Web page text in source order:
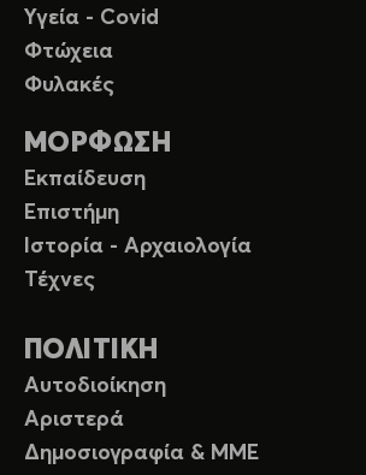
Υγεία - Covid
Φτώχεια
Φυλακές
ΜΟΡΦΩΣΗ
Εκπαίδευση
Επιστήμη
Ιστορία - Αρχαιολογία
Τέχνες
ΠΟΛΙΤΙΚΗ
Αυτοδιοίκηση
Αριστερά
Δημοσιογραφία & ΜΜΕ